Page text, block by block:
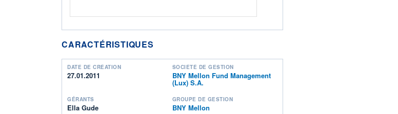
CARACTÉRISTIQUES
DATE DE CRÉATION
27.01.2011
SOCIÉTÉ DE GESTION
BNY Mellon Fund Management
(Lux) S.A.
GÉRANTS
Ella Gude
GROUPE DE GESTION
BNY Mellon